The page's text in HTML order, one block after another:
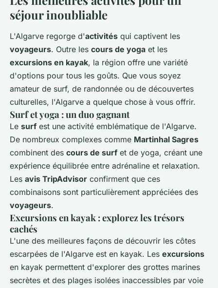
séjour inoubliable
L'Algarve regorge d'activités qui captivent les
voyageurs. Outre les cours de yoga et les
excursions en kayak, la région offre une variété
d'options pour tous les goûts. Que vous soyez
amateur de surf, de randonnée ou de découvertes
culturelles, l'Algarve a quelque chose à vous offrir.
Surf et yoga : un duo gagnant
Le surf est une activité emblématique de l'Algarve.
De nombreux complexes comme Martinhal Sagres
combinent des cours de surf et de yoga, créant une
expérience équilibrée entre adrénaline et relaxation.
Les avis TripAdvisor confirment que ces
combinaisons sont particulièrement appréciées des
voyageurs.
Excursions en kayak : explorez les trésors
cachés
L'une des meilleures façons de découvrir les côtes
escarpées de l'Algarve est en kayak. Les excursions
en kayak permettent d'explorer des grottes marines
secrètes et des plages isolées inaccessibles par voie